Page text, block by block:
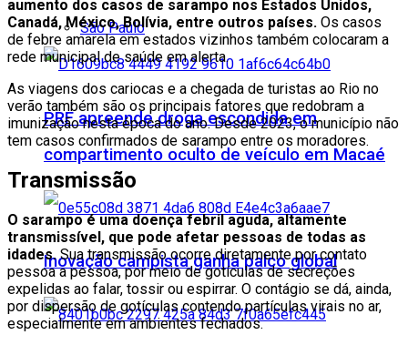
São Paulo
PRF apreende droga escondida em
compartimento oculto de veículo em Macaé
Inovação campista ganha palco global
aumento dos casos de sarampo nos Estados Unidos,
Canadá, México, Bolívia, entre outros países. Os casos
de febre amarela em estados vizinhos também colocaram a
rede municipal de saúde em alerta.
As viagens dos cariocas e a chegada de turistas ao Rio no
verão também são os principais fatores que redobram a
imunização nesta época do ano. Desde 2023, o município não
tem casos confirmados de sarampo entre os moradores.
Transmissão
O sarampo é uma doença febril aguda, altamente
transmissível, que pode afetar pessoas de todas as
idades.Sua transmissão ocorre diretamente por contato
pessoa a pessoa, por meio de gotículas de secreções
expelidas ao falar, tossir ou espirrar. O contágio se dá, ainda,
por dispersão de gotículas contendo partículas virais no ar,
especialmente em ambientes fechados.